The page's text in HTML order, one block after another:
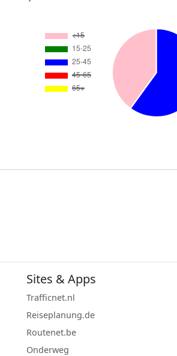
Sites & Apps
Trafficnet.nl
Reiseplanung.de
Routenet.be
Onderweg